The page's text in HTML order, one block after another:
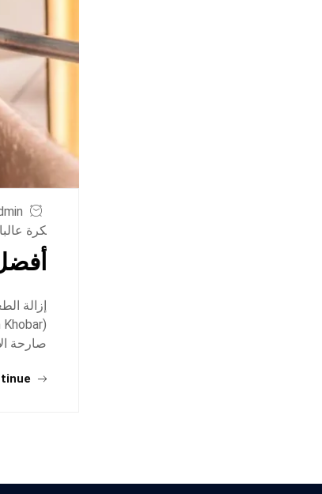
كرة
إزالة
صارحة